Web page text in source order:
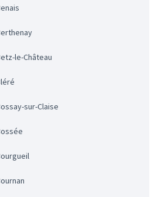
Benais
Berthenay
Betz-le-Château
Bléré
Bossay-sur-Claise
Bossée
Bourgueil
Bournan